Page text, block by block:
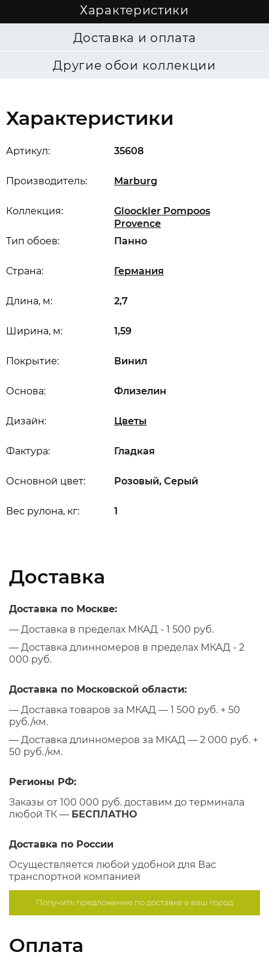
Характеристики
Доставка и оплата
Другие обои коллекции
Характеристики
Артикул: 35608
Производитель: Marburg
Коллекция:
Gloockler Pompoos
Provence
Длина, м: 2,7
Ширина, м: 1,59
Вес рулона, кг: 1
Основной цвет: Розовый, Серый
Дизайн: Цветы
Основа: Флизелин
Покрытие: Винил
Страна: Германия
Тип обоев: Панно
Фактура: Гладкая
Доставка
Доставка по Москве:
— Доставка в пределах МКАД - 1 500 руб.
— Доставка длинномеров в пределах МКАД - 2
000 руб.
Доставка по Московской области:
— Доставка товаров за МКАД — 1 500 руб. + 50
руб./км.
— Доставка длинномеров за МКАД — 2 000 руб. +
50 руб./км.
Регионы РФ:
Заказы от 100 000 руб. доставим до терминала
любой ТК — БЕСПЛАТНО
Доставка по России
Осуществляется любой удобной для Вас
транспортной компанией
Получить предложение подоставке в ваш город
Оплата